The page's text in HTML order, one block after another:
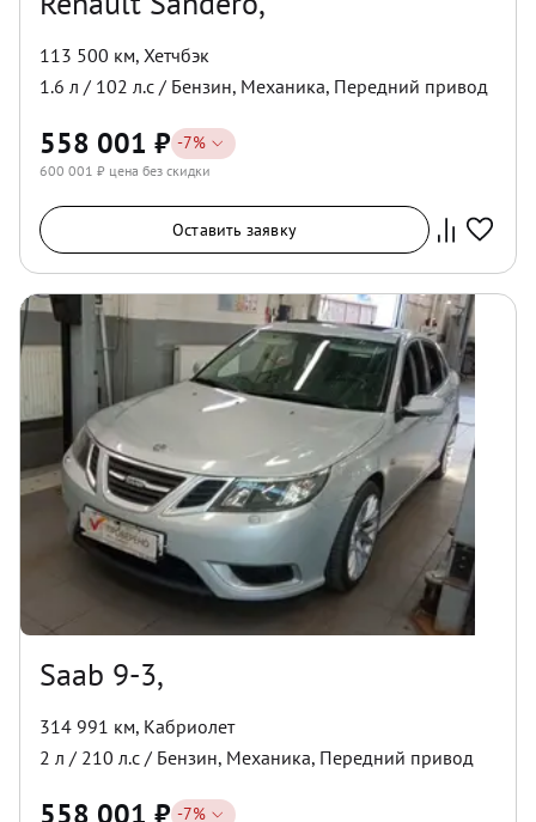
113 500 км, Хетчбэк
1.6 л / 102 л.с / Бензин, Механика, Передний привод
558 001 ₽ -7%
600 001 ₽ цена без скидки
Оставить заявку
Saab 9-3,
314 991 км, Кабриолет
2 л / 210 л.с / Бензин, Механика, Передний привод
558 001 ₽ -7%